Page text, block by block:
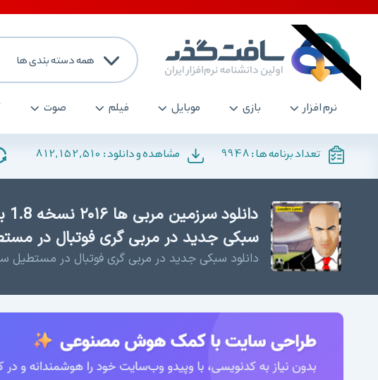
همه دسته بندی ها
نرم افزار بازی موبایل فیلم صوت
تعداد برنامه ها :9948 مشاهده و دانلود : 812,152,510
سبکی جدید در مربی گری فوتبال در
دانلود سبکی جدید در مربی گری فوتبال در مستطیل